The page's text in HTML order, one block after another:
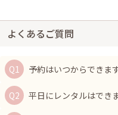
よくあるご質問
予約はいつからできま
平日にレンタルはでき